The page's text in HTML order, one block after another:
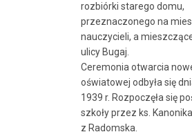
rozbiórki starego domu,
przeznaczonego na
nauczycieli, a
ulicy Bugaj.
Ceremonia otwarcia
oświatowej odbyła się
1939 r. Rozpoczęła się
szkoły przez ks.
z Radomska.